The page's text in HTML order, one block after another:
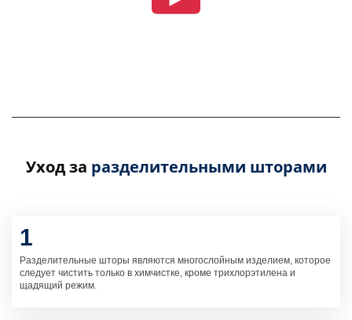
Уход за разделительными шторами
1
Разделительные шторы являются многослойным изделием, которое
следует чистить только в химчистке, кроме трихлорэтилена и
щадящий режим.